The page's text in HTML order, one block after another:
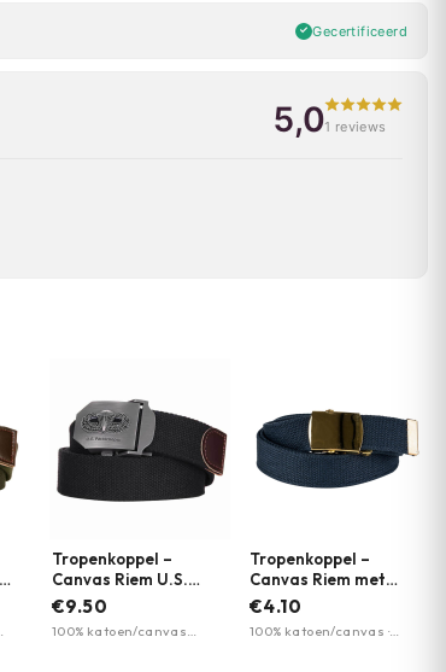
Gecertificeerd
5,01 reviews
Tropenkoppel –
Canvas Riem U.S.
Paratrooper | 101 INC.
€9.50
100% katoen/canvas
Tropenkoppel –
Canvas Riem met
Gouden Gesp | Fostex
kleuren
€4.10
100% katoen/canvas ·